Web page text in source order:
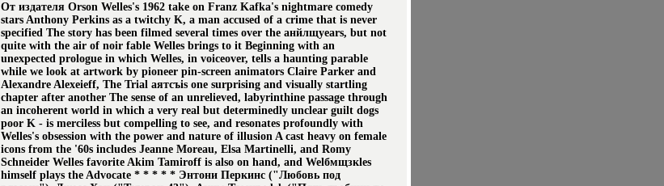
От издателя Orson Welles's 1962 take on Franz Kafka's nightmare comedy
stars Anthony Perkins as a twitchy K, a man accused of a crime that is never
specified The story has been filmed several times over the анйлщyears, but not
quite with the air of noir fable Welles brings to it Beginning with an
unexpected prologue in which Welles, in voiceover, tells a haunting parable
while we look at artwork by pioneer pin-screen animators Claire Parker and
Alexandre Alexeieff, The Trial аятсъis one surprising and visually startling
chapter after another The sense of an unrelieved, labyrinthine passage through
an incoherent world in which a very real but determinedly unclear guilt dogs
poor K - is merciless but compelling to see, and resonates profoundly with
Welles's obsession with the power and nature of illusion A cast heavy on female
icons from the '60s includes Jeanne Moreau, Elsa Martinelli, and Romy
Schneider Welles favorite Akim Tamiroff is also on hand, and Welбмщзкles
himself plays the Advocate * * * * * Энтони Перкинс ("Любовь под